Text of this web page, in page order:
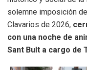
solemne imposición
Clavarios de 2026,
con una noche de
Sant Bult a cargo de